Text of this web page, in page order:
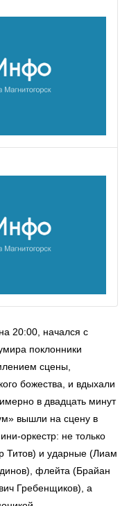
20:00, начался с
поклонники
сцены,
божества, и вдыхали
в двадцать минут
вышли на сцену в
оркестр: не только
Титов) и ударные (Лиам
флейта (Брайан
Гребенщиков), а